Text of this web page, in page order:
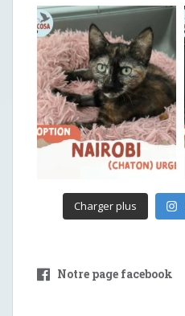
Charger plus
Notre page facebook